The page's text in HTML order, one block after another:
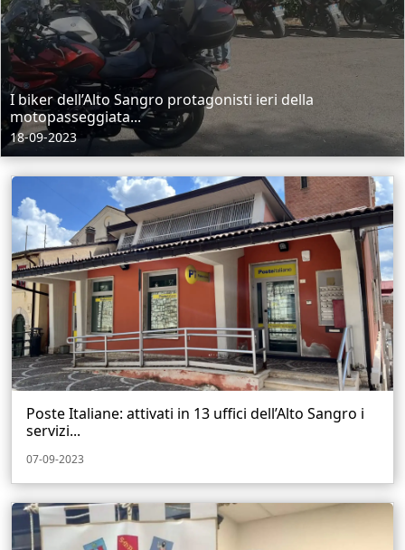
I biker dell’Alto Sangro protagonisti ieri della
motopasseggiata...
18-09-2023
Poste Italiane: attivati in 13 uffici dell’Alto Sangro i
servizi...
07-09-2023